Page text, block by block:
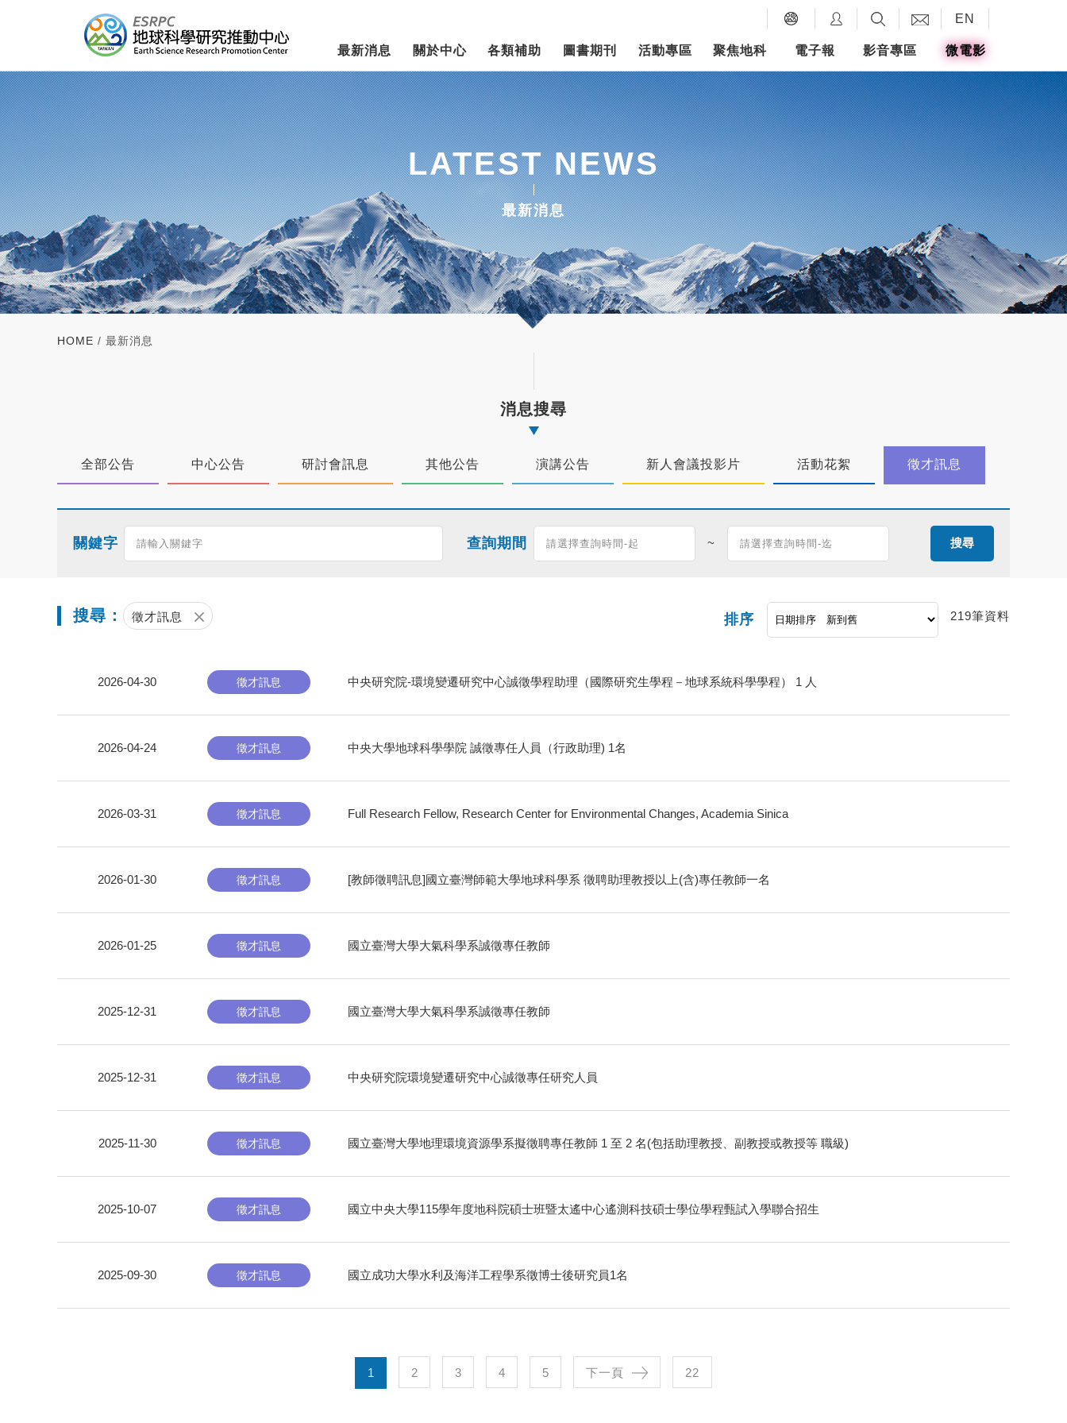
EN
最新消息 關於中心 各類補助 圖書期刊 活動專區 聚焦地科 電子報 影音專區 微電影
LATEST NEWS
最新消息
HOME / 最新消息
消息搜尋
全部公告 中心公告 研討會訊息 其他公告 演講公告 新人會議投影片 活動花絮 徵才訊息
關鍵字 查詢期間 搜尋
~
219筆資料
排序
搜尋： 徵才訊息
2026-04-30 徵才訊息 中央研究院-環境變遷研究中心誠徵學程助理（國際研究生學程－地球系統科學學程） 1 人
2026-04-24 徵才訊息 中央大學地球科學學院 誠徵專任人員（行政助理) 1名
2026-03-31 徵才訊息 Full Research Fellow, Research Center for Environmental Changes, Academia Sinica
2026-01-30 徵才訊息 [教師徵聘訊息]國立臺灣師範大學地球科學系 徵聘助理教授以上(含)專任教師一名
2026-01-25 徵才訊息 國立臺灣大學大氣科學系誠徵專任教師
2025-12-31 徵才訊息 國立臺灣大學大氣科學系誠徵專任教師
2025-12-31 徵才訊息 中央研究院環境變遷研究中心誠徵專任研究人員
2025-11-30 徵才訊息 國立臺灣大學地理環境資源學系擬徵聘專任教師 1 至 2 名(包括助理教授、副教授或教授等 職級)
2025-10-07 徵才訊息 國立中央大學115學年度地科院碩士班暨太遙中心遙測科技碩士學位學程甄試入學聯合招生
2025-09-30 徵才訊息 國立成功大學水利及海洋工程學系徵博士後研究員1名
1 2 3 4 5 下一頁 22